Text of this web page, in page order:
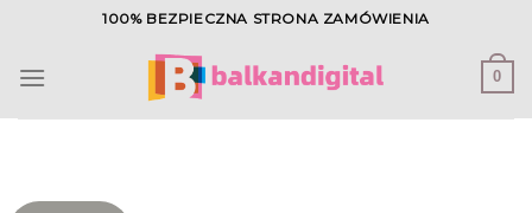
content
100% BEZPIECZNA STRONA ZAMÓWIENIA
0